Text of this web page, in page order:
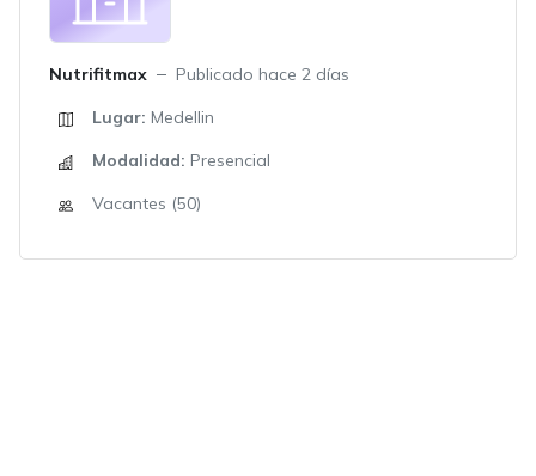
Nutrifitmax
Publicado hace 2 días
Lugar: Medellin
Modalidad: Presencial
Vacantes (50)